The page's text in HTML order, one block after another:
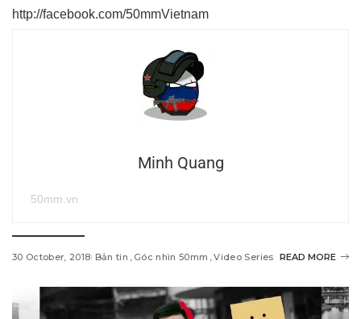
http://facebook.com/50mmVietnam
Minh Quang
50mm.vn
30 October, 2018 Bản tin Góc nhìn 50mm Video Series READ MORE